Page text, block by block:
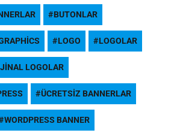
BUTONLAR
LOGO LOGOLAR
LOGOLAR
ÜCRETSIZ BANNERLAR
WORDPRESS BANNER